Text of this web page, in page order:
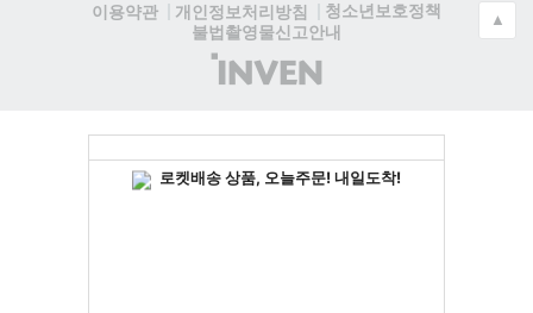
이용약관
개인정보처리방침
청소년보호정책
불법촬영물신고안내
(주)
인
▲